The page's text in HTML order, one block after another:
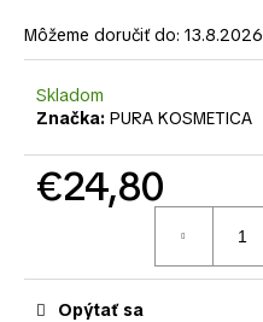
Môžeme doručiť do: 13.8.2026
Skladom
Značka: PURA KOSMETICA
€24,80
Opýtať sa